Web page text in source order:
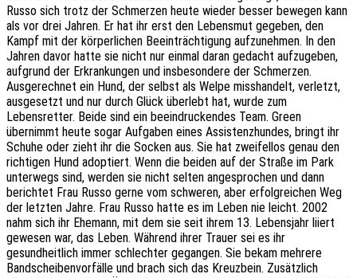
Russo sich trotz der Schmerzen heute wieder besser bewegen kann
als vor drei Jahren. Er hat ihr erst den Lebensmut gegeben, den
Kampf mit der körperlichen Beeinträchtigung aufzunehmen. In den
Jahren davor hatte sie nicht nur einmal daran gedacht aufzugeben,
aufgrund der Erkrankungen und insbesondere der Schmerzen.
Ausgerechnet ein Hund, der selbst als Welpe misshandelt, verletzt,
ausgesetzt und nur durch Glück überlebt hat, wurde zum
Lebensretter. Beide sind ein beeindruckendes Team. Green
übernimmt heute sogar Aufgaben eines Assistenzhundes, bringt ihr
Schuhe oder zieht ihr die Socken aus. Sie hat zweifellos genau den
richtigen Hund adoptiert. Wenn die beiden auf der Straße im Park
unterwegs sind, werden sie nicht selten angesprochen und dann
berichtet Frau Russo gerne vom schweren, aber erfolgreichen Weg
der letzten Jahre. Frau Russo hatte es im Leben nie leicht. 2002
nahm sich ihr Ehemann, mit dem sie seit ihrem 13. Lebensjahr liiert
gewesen war, das Leben. Während ihrer Trauer sei es ihr
gesundheitlich immer schlechter gegangen. Sie bekam mehrere
Bandscheibenvorfälle und brach sich das Kreuzbein. Zusätzlich